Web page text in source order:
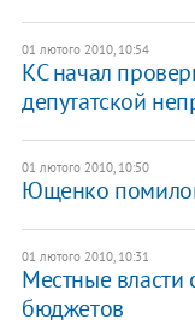
01 лютого 2010, 10:54
КС начал
депутатской
01 лютого 2010, 10:50
Ющенко
01 лютого 2010, 10:31
Местные власти
бюджетов